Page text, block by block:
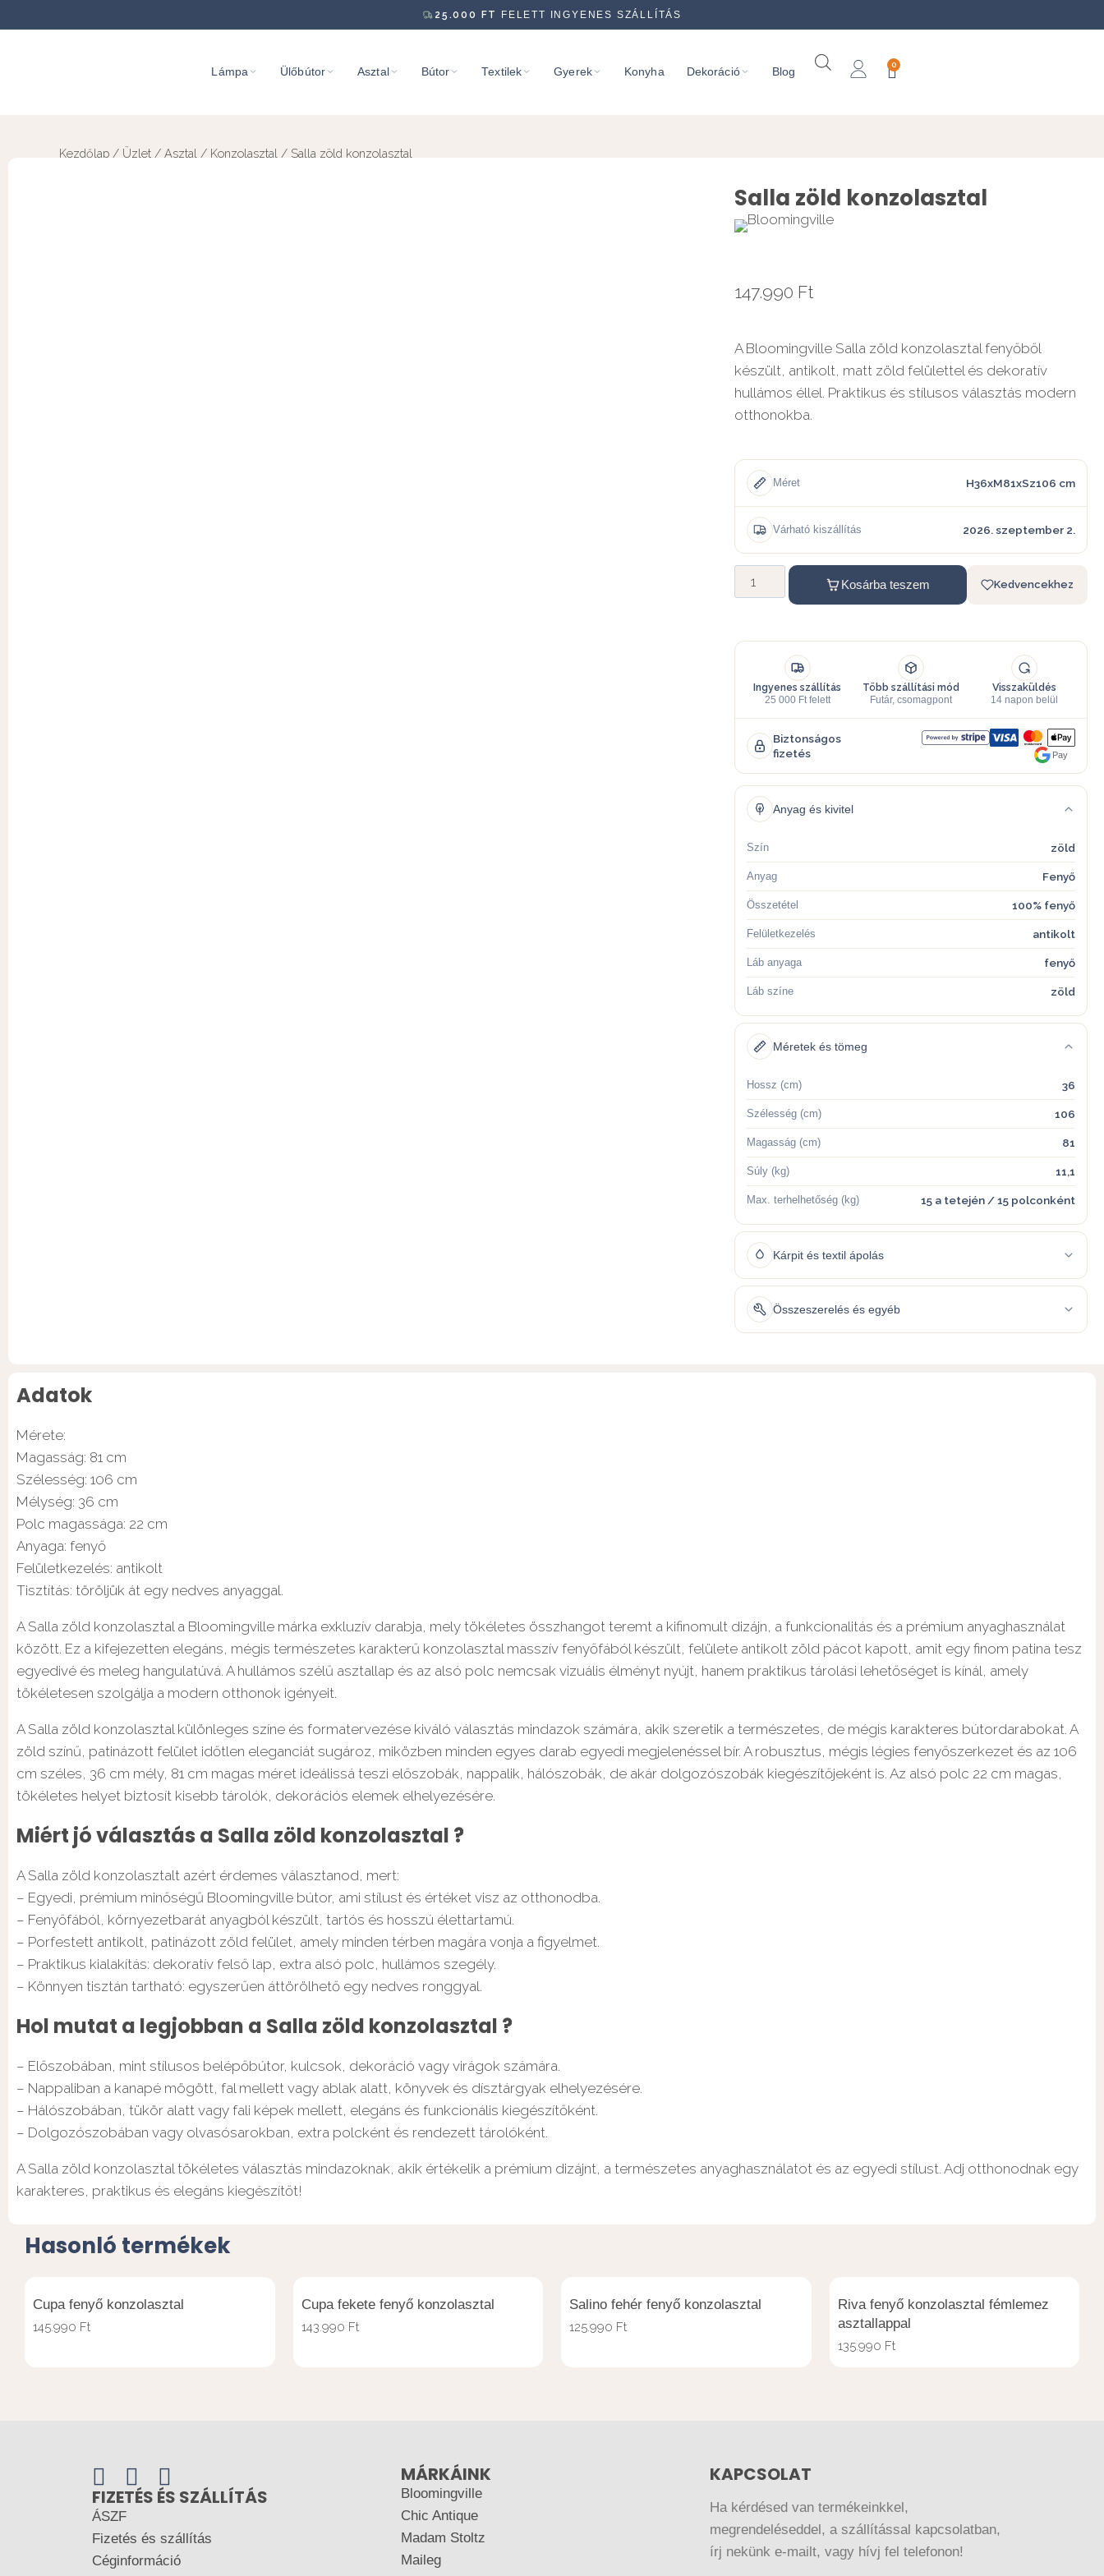
25.000 FT FELETT INGYENES SZÁLLÍTÁS
Lámpa Ülőbútor Asztal Bútor Textilek Gyerek Konyha Dekoráció Blog
0
Kezdőlap / Üzlet / Asztal / Konzolasztal / Salla zöld konzolasztal
Salla zöld konzolasztal
147.990 Ft
A Bloomingville Salla zöld konzolasztal fenyőből
készült, antikolt, matt zöld felülettel és dekoratív
hullámos éllel. Praktikus és stílusos választás modern
otthonokba.
Méret H36xM81xSz106 cm
Várható kiszállítás 2026. szeptember 2.
Kosárba teszem Kedvencekhez
Ingyenes szállítás
25 000 Ft felett
Több szállítási mód
Futár, csomagpont
Visszaküldés
14 napon belül
Biztonságos
fizetés
Pay
Anyag és kivitel
Szín zöld
Anyag Fenyő
Összetétel 100% fenyő
Felületkezelés antikolt
Láb anyaga fenyő
Láb színe zöld
Méretek és tömeg
Hossz (cm) 36
Szélesség (cm) 106
Magasság (cm) 81
Súly (kg) 11,1
Max. terhelhetőség (kg) 15 a tetején / 15 polconként
Kárpit és textil ápolás
Összeszerelés és egyéb
Adatok
Mérete:
Magasság: 81 cm
Szélesség: 106 cm
Mélység: 36 cm
Polc magassága: 22 cm
Anyaga: fenyő
Felületkezelés: antikolt
Tisztítás: töröljük át egy nedves anyaggal.
A Salla zöld konzolasztal a Bloomingville márka exkluzív darabja, mely tökéletes összhangot teremt a kifinomult dizájn, a funkcionalitás és a prémium anyaghasználat
között. Ez a kifejezetten elegáns, mégis természetes karakterű konzolasztal masszív fenyőfából készült, felülete antikolt zöld pácot kapott, amit egy finom patina tesz
egyedivé és meleg hangulatúvá. A hullámos szélű asztallap és az alsó polc nemcsak vizuális élményt nyújt, hanem praktikus tárolási lehetőséget is kínál, amely
tökéletesen szolgálja a modern otthonok igényeit.
A Salla zöld konzolasztal különleges színe és formatervezése kiváló választás mindazok számára, akik szeretik a természetes, de mégis karakteres bútordarabokat. A
zöld színű, patinázott felület időtlen eleganciát sugároz, miközben minden egyes darab egyedi megjelenéssel bír. A robusztus, mégis légies fenyőszerkezet és az 106
cm széles, 36 cm mély, 81 cm magas méret ideálissá teszi előszobák, nappalik, hálószobák, de akár dolgozószobák kiegészítőjeként is. Az alsó polc 22 cm magas,
tökéletes helyet biztosít kisebb tárolók, dekorációs elemek elhelyezésére.
Miért jó választás a Salla zöld konzolasztal ?
A Salla zöld konzolasztalt azért érdemes választanod, mert:
– Egyedi, prémium minőségű Bloomingville bútor, ami stílust és értéket visz az otthonodba.
– Fenyőfából, környezetbarát anyagból készült, tartós és hosszú élettartamú.
– Porfestett antikolt, patinázott zöld felület, amely minden térben magára vonja a figyelmet.
– Praktikus kialakítás: dekoratív felső lap, extra alsó polc, hullámos szegély.
– Könnyen tisztán tartható: egyszerűen áttörölhető egy nedves ronggyal.
Hol mutat a legjobban a Salla zöld konzolasztal ?
– Előszobában, mint stílusos belépőbútor, kulcsok, dekoráció vagy virágok számára.
– Nappaliban a kanapé mögött, fal mellett vagy ablak alatt, könyvek és dísztárgyak elhelyezésére.
– Hálószobában, tükör alatt vagy fali képek mellett, elegáns és funkcionális kiegészítőként.
– Dolgozószobában vagy olvasósarokban, extra polcként és rendezett tárolóként.
A Salla zöld konzolasztal tökéletes választás mindazoknak, akik értékelik a prémium dizájnt, a természetes anyaghasználatot és az egyedi stílust. Adj otthonodnak egy
karakteres, praktikus és elegáns kiegészítőt!
Hasonló termékek
Cupa fenyő konzolasztal
145.990 Ft
Cupa fekete fenyő konzolasztal
143.990 Ft
Salino fehér fenyő konzolasztal
125.990 Ft
Riva fenyő konzolasztal fémlemez
asztallappal
135.990 Ft
FIZETÉS ÉS SZÁLLÍTÁS
ÁSZF
Fizetés és szállítás
Céginformáció
MÁRKÁINK
Bloomingville
Chic Antique
Madam Stoltz
Maileg
KAPCSOLAT
Ha kérdésed van termékeinkkel,
megrendeléseddel, a szállítással kapcsolatban,
írj nekünk e-mailt, vagy hívj fel telefonon!